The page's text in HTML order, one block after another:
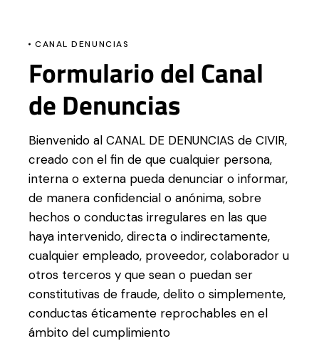
CANAL DENUNCIAS
Formulario del Canal
de Denuncias
Bienvenido al CANAL DE DENUNCIAS de CIVIR,
creado con el fin de que cualquier persona,
interna o externa pueda denunciar o informar,
de manera confidencial o anónima, sobre
hechos o conductas irregulares en las que
haya intervenido, directa o indirectamente,
cualquier empleado, proveedor, colaborador u
otros terceros y que sean o puedan ser
constitutivas de fraude, delito o simplemente,
conductas éticamente reprochables en el
ámbito del cumplimiento